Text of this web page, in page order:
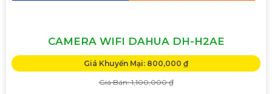
CAMERA WIFI DAHUA DH-H2AE
Giá Khuyến Mại: 800,000 ₫
Giá Bán: 1,100,000 ₫